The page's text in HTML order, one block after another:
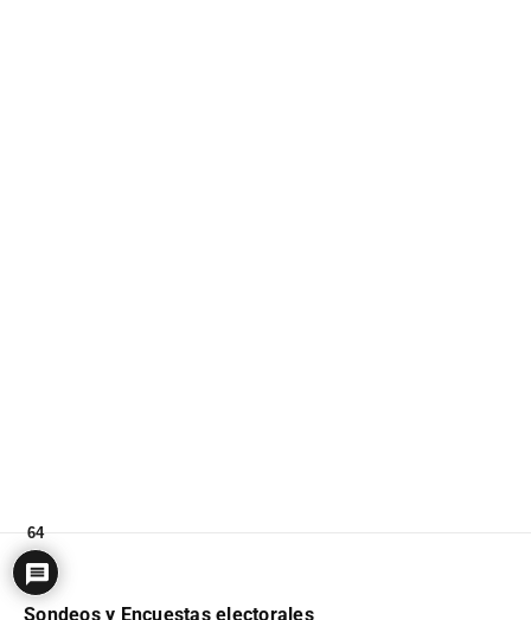
Sondeos y Encuestas electorales
64